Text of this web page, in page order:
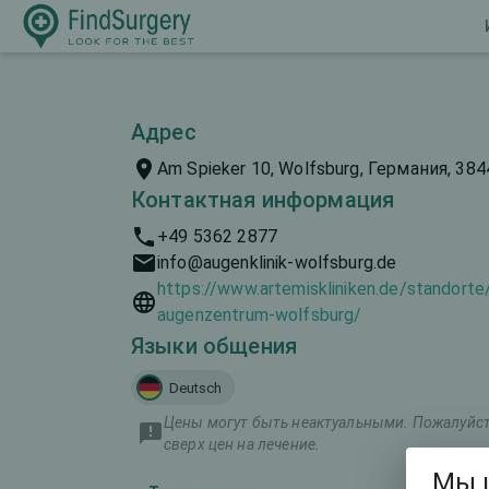
Адрес
Am Spieker 10, Wolfsburg, Германия,
Контактная информация
+49 5362 2877
info@augenklinik-wolfsburg.de
https://www.artemiskliniken.de/
augenzentrum-wolfsburg/
Языки общения
Deutsch
Цены могут быть неактуальными.
сверх цен на лечение.
Мы